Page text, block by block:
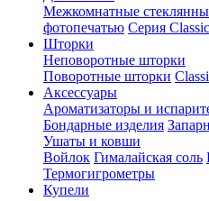
Межкомнатные
фотопечатью Серия Classic
Шторки
Неповоротные шторки
Поворотные шторки
Аксессуары
Ароматизаторы и
Бондарные изделия
Ушаты и ковши
Войлок Гималайская соль
Термогигрометры
Купели